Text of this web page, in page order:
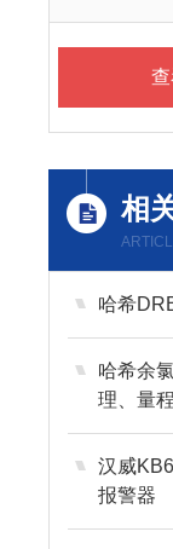
相
哈希
哈希余
理、量
维度选
汉威
报警器